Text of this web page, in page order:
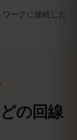
ークに接続した
の回線